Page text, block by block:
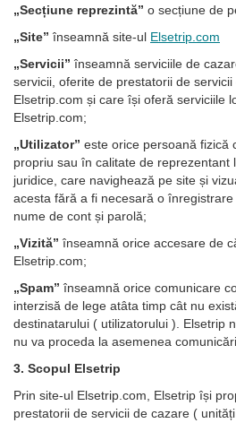
„Secțiune reprezintă” o secțiune de
„Site” înseamnă site-ul Elsetrip.com
„Servicii” înseamnă serviciile de
servicii, oferite de prestatorii de
Elsetrip.com și care își oferă serviciile
Elsetrip.com;
„Utilizator” este orice persoană fizică
propriu sau în calitate de reprezentant
juridice, care navighează pe site și
acesta fără a fi necesară o
nume de cont și parolă;
„Vizită” înseamnă orice accesare de
Elsetrip.com;
„Spam” înseamnă orice comunicare
interzisă de lege atâta timp cât nu
destinatarului ( utilizatorului ). Elsetrip
nu va proceda la asemenea
3. Scopul Elsetrip
Prin site-ul Elsetrip.com, Elsetrip își
prestatorii de servicii de cazare (